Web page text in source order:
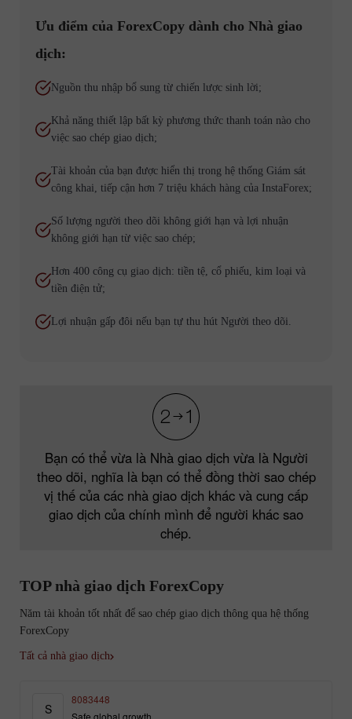
Ưu điểm của ForexCopy dành cho Nhà giao
dịch:
Nguồn thu nhập bổ sung từ chiến lược sinh lời;
Khả năng thiết lập bất kỳ phương thức thanh toán nào cho
việc sao chép giao dịch;
Tài khoản của bạn được hiển thị trong hệ thống Giám sát
công khai, tiếp cận hơn 7 triệu khách hàng của InstaForex;
Số lượng người theo dõi không giới hạn và lợi nhuận
không giới hạn từ việc sao chép;
Hơn 400 công cụ giao dịch: tiền tệ, cổ phiếu, kim loại và
tiền điện tử;
Lợi nhuận gấp đôi nếu bạn tự thu hút Người theo dõi.
Bạn có thể vừa là Nhà giao dịch vừa là Người
theo dõi, nghĩa là bạn có thể đồng thời sao chép
vị thế của các nhà giao dịch khác và cung cấp
giao dịch của chính mình để người khác sao
chép.
TOP nhà giao dịch ForexCopy
Năm tài khoản tốt nhất để sao chép giao dịch thông qua hệ thống
ForexCopy
Tất cả nhà giao dịch
S
8083448
Safe global growth